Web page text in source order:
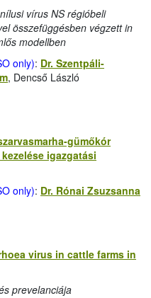
vírus NS régióbeli
összefüggésben végzett in
modellben
only): Dr. Szentpáli-
, Dencső László
gümőkór
igazgatási
only): Dr. Rónai Zsuzsanna
virus in cattle farms in
prevelanciája